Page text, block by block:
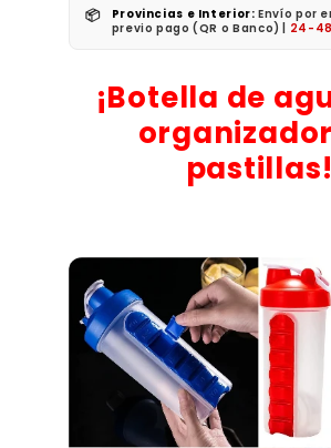
📦 Provincias e Interior: Envío por
previo pago (QR o Banco) |
24-
¡Botella de
pastillas!